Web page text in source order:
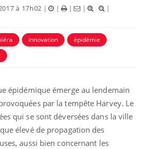
à 17h02 | | | |
|
innovation
épidémie
épidémique émerge au lendemain
par la tempête Harvey. Le
qui se sont déversées dans la ville
élevé de propagation des
aussi bien concernant les